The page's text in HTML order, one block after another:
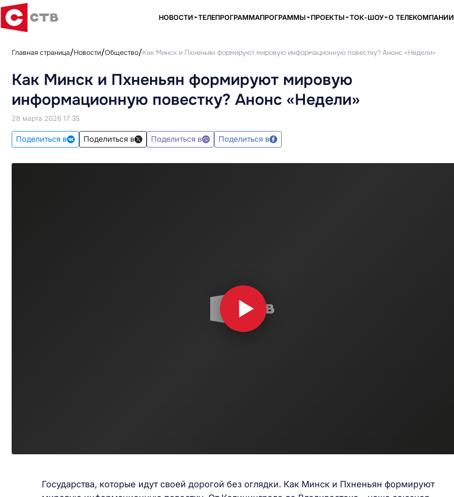
НОВОСТИ ТЕЛЕПРОГРАММАПРОГРАММЫ ПРОЕКТЫ ТОК-ШОУ О ТЕЛЕКОМПАНИИ
Главная страница Новости Общество Как Минск и Пхненьян формируют мировую информационную повестку? Анонс «Недели»
Как Минск и Пхненьян формируют мировую
информационную повестку? Анонс «Недели»
28 марта 2026 17:35
Поделиться в Поделиться в Поделиться в Поделиться в
Государства, которые идут своей дорогой без оглядки. Как Минск и Пхненьян формируют